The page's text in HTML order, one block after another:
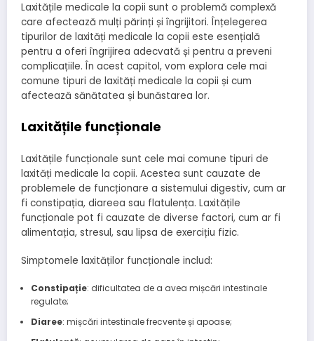
Laxitățile medicale la copii sunt o problemă complexă
care afectează mulți părinți și îngrijitori. Înțelegerea
tipurilor de laxități medicale la copii este esențială
pentru a oferi îngrijirea adecvată și pentru a preveni
complicațiile. În acest capitol, vom explora cele mai
comune tipuri de laxități medicale la copii și cum
afectează sănătatea și bunăstarea lor.
Laxitățile funcționale
Laxitățile funcționale sunt cele mai comune tipuri de
laxități medicale la copii. Acestea sunt cauzate de
problemele de funcționare a sistemului digestiv, cum ar
fi constipația, diareea sau flatulența. Laxitățile
funcționale pot fi cauzate de diverse factori, cum ar fi
alimentația, stresul, sau lipsa de exercițiu fizic.
Simptomele laxităților funcționale includ:
Constipație: dificultatea de a avea mișcări intestinale
regulate;
Diaree: mișcări intestinale frecvente și apoase;